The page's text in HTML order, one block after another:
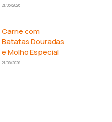
21/06/2026
Carne com
Batatas Douradas
e Molho Especial
21/06/2026